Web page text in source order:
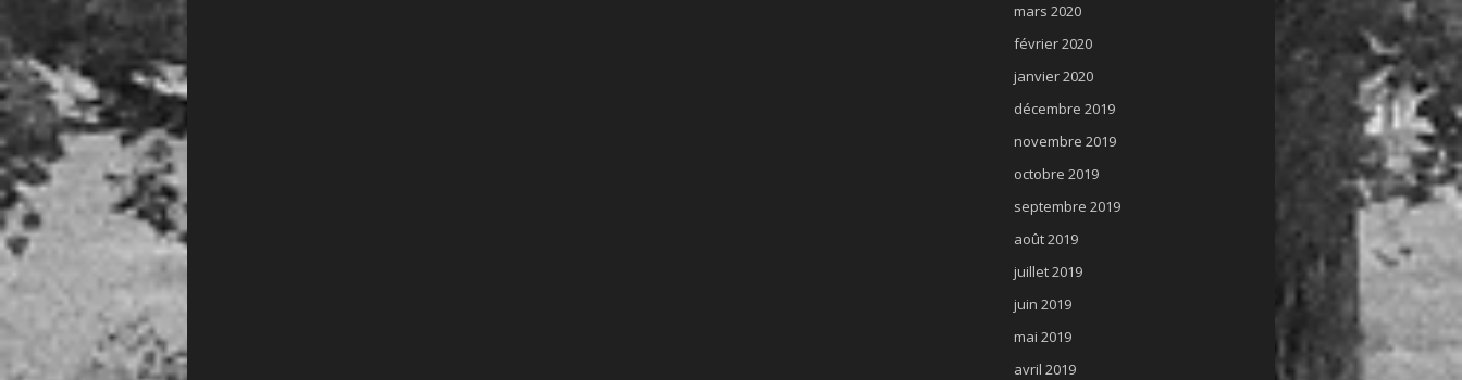
mars 2020
février 2020
janvier 2020
décembre 2019
novembre 2019
octobre 2019
septembre 2019
août 2019
juillet 2019
juin 2019
mai 2019
avril 2019